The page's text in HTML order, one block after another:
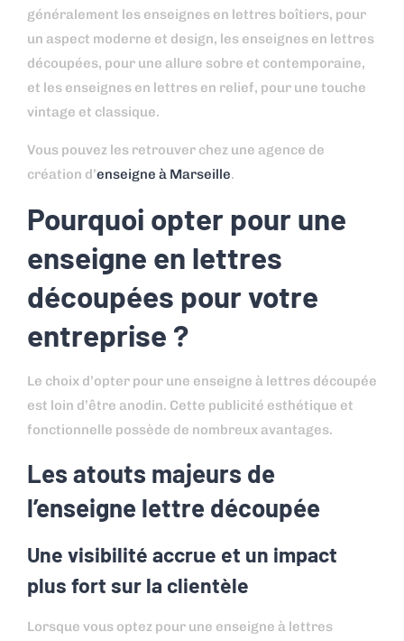
généralement les enseignes en lettres boîtiers, pour
un aspect moderne et design, les enseignes en lettres
découpées, pour une allure sobre et contemporaine,
et les enseignes en lettres en relief, pour une touche
vintage et classique.
Vous pouvez les retrouver chez une agence de
création d’enseigne à Marseille.
Pourquoi opter pour une
enseigne en lettres
découpées pour votre
entreprise ?
Le choix d’opter pour une enseigne à lettres découpée
est loin d’être anodin. Cette publicité esthétique et
fonctionnelle possède de nombreux avantages.
Les atouts majeurs de
l’enseigne lettre découpée
Une visibilité accrue et un impact
plus fort sur la clientèle
Lorsque vous optez pour une enseigne à lettres